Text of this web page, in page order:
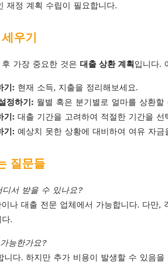
재정 계획 수립이 필요합니다.
우기
가장 중요한 것은 대출 상환 계획 입니다.
기: 현재 소득, 지출을 정리해보세요.
정하기: 월별 혹은 분기별로 얼마를 상환할
기: 대출 기간을 고려하여 적절한 기간을 선
기: 예상치 못한 상황에 대비하여 여유 자
질문들
서 받을 수 있나요?
나 대출 전문 업체에서 가능합니다. 다만,
.
능한가요?
니다. 하지만 추가 비용이 발생할 수 있음을